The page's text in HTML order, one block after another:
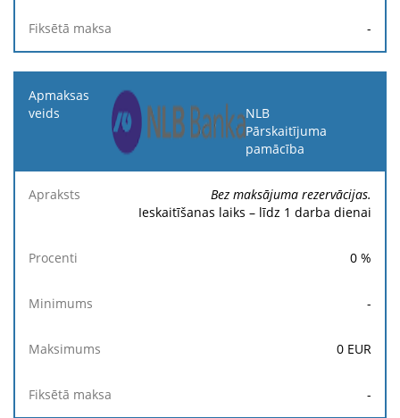
-
NLB
Pārskaitījuma
pamācība
Bez maksājuma rezervācijas.
Ieskaitīšanas laiks – līdz 1 darba dienai
0 %
-
0 EUR
-